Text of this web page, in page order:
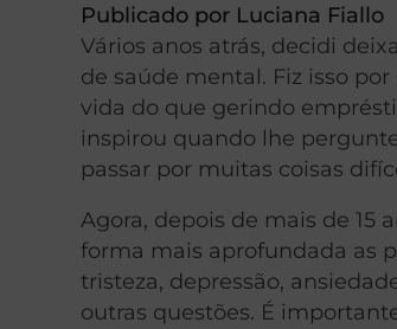
Publicado por Luciana Fiallo
Vários anos atrás, decidi
de saúde mental. Fiz isso
vida do que gerindo
inspirou quando lhe
passar por muitas coisas
Agora, depois de mais de 15
forma mais aprofundada as
tristeza, depressão,
outras questões. É